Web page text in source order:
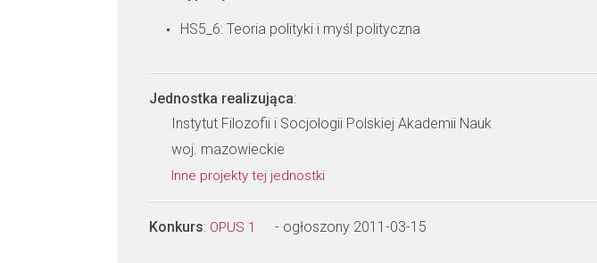
HS5_6: Teoria polityki i myśl polityczna
Jednostka realizująca:
Instytut Filozofii i Socjologii Polskiej Akademii Nauk
woj. mazowieckie
Inne projekty tej jednostki
Konkurs: OPUS 1 - ogłoszony 2011-03-15